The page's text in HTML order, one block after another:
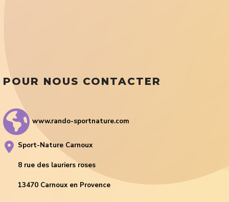
POUR NOUS CONTACTER
www.rando-sportnature.com
Sport-Nature Carnoux
8 rue des lauriers roses
13470 Carnoux en Provence